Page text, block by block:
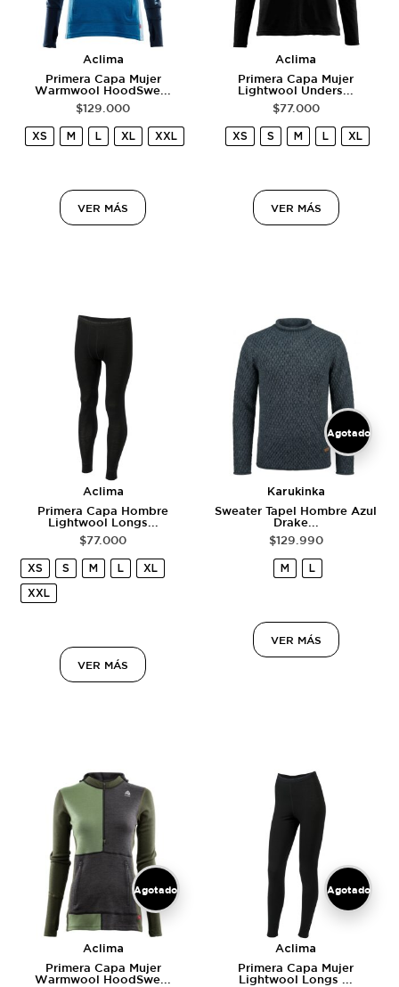
Aclima
Primera Capa Mujer
Warmwool HoodSwe...
$129.000
XS M L XL XXL
VER MÁS
Aclima
Primera Capa Mujer
Lightwool Unders...
$77.000
XS S M L XL
VER MÁS
Aclima
Primera Capa Hombre
Lightwool Longs...
$77.000
XS S M L
XL
XXL
VER MÁS
Agotado
Karukinka
Sweater Tapel Hombre Azul
Drake...
$129.990
M L
VER MÁS
Agotado
Aclima
Primera Capa Mujer
Warmwool HoodSwe...
Agotado
Aclima
Primera Capa Mujer
Lightwool Longs ...